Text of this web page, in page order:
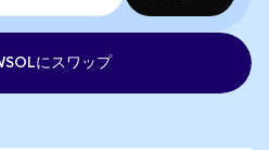
にスワップ